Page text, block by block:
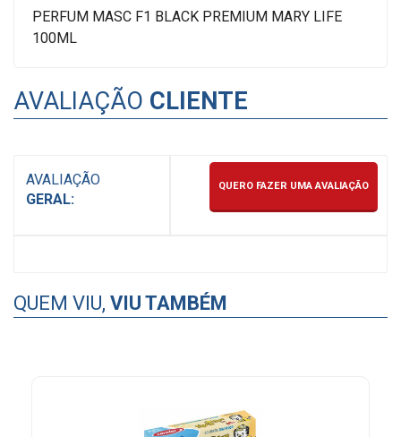
PERFUM MASC F1 BLACK PREMIUM MARY LIFE
100ML
AVALIAÇÃO CLIENTE
AVALIAÇÃO
GERAL:
QUERO FAZER UMA AVALIAÇÃO
QUEM VIU, VIU TAMBÉM